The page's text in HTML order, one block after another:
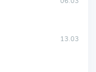
13.03